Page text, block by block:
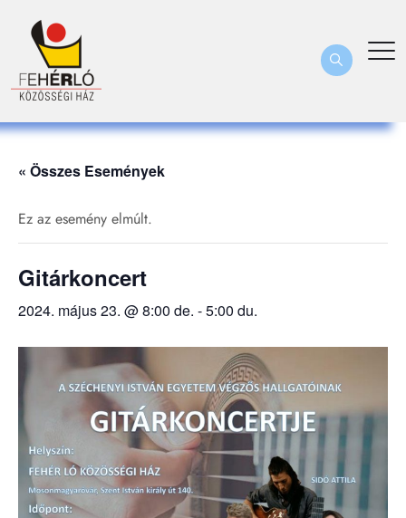
« Összes Események
Ez az esemény elmúlt.
Gitárkoncert
2024. május 23. @ 8:00 de. -5:00 du.